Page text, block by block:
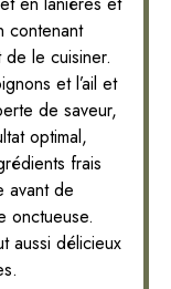
contenant
de le cuisiner.
et l’ail et
de saveur,
optimal,
frais
avant de
onctueuse.
aussi délicieux